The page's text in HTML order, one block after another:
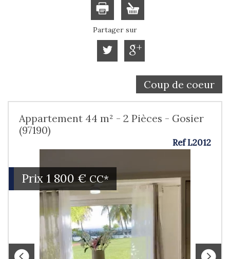
Partager sur
Coup de coeur
Appartement 44 m² - 2 Pièces - Gosier
(97190)
Ref L2012
Prix 1 800 €CC*